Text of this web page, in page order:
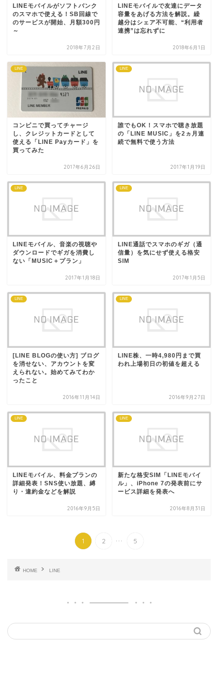
LINEモバイルがソフトバンク
のスマホで使える！SB回線で
のサービスが開始、月額300円
～
2018年7月2日
LINEモバイルで友達にデータ
容量をあげる方法を解説。繰
越分はシェア不可能、“利用者
連携”は忘れずに
2018年6月1日
LINE
コンビニで買ってチャージ
し、クレジットカードとして
使える「LINE Payカード」を
買ってみた
2017年6月26日
LINE
誰でもOK！スマホで聴き放題
の「LINE MUSIC」を2ヵ月連
続で無料で使う方法
2017年1月19日
LINE
LINEモバイル、音楽の視聴や
ダウンロードでギガを消費し
ない「MUSIC＋プラン」
2017年1月18日
LINE
LINE通話でスマホのギガ（通
信量）を気にせず使える格安
SIM
2017年1月5日
LINE
[LINE BLOGの使い方] ブログ
を消せない、アカウントを変
えられない。始めてみてわか
ったこと
2016年11月14日
LINE
LINE株、一時4,980円まで買
われ上場初日の初値を超える
2016年9月27日
LINE
LINEモバイル、料金プランの
詳細発表！SNS使い放題、縛
り・違約金などを解説
2016年9月5日
LINE
新たな格安SIM「LINEモバイ
ル」、iPhone 7の発表前にサ
ービス詳細を発表へ
2016年8月31日
1 2 ... 5
HOME LINE